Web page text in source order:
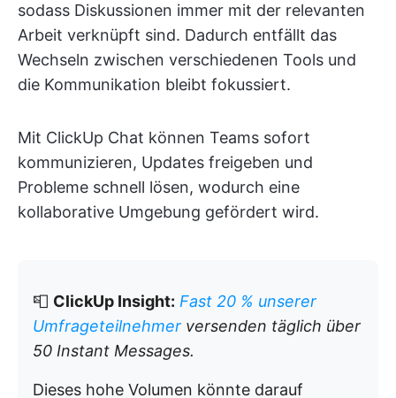
sodass Diskussionen immer mit der relevanten
Arbeit verknüpft sind. Dadurch entfällt das
Wechseln zwischen verschiedenen Tools und
die Kommunikation bleibt fokussiert.
Mit ClickUp Chat können Teams sofort
kommunizieren, Updates freigeben und
Probleme schnell lösen, wodurch eine
kollaborative Umgebung gefördert wird.
📮 ClickUp Insight: Fast 20 % unserer
Umfrageteilnehmer versenden täglich über
50 Instant Messages.
Dieses hohe Volumen könnte darauf